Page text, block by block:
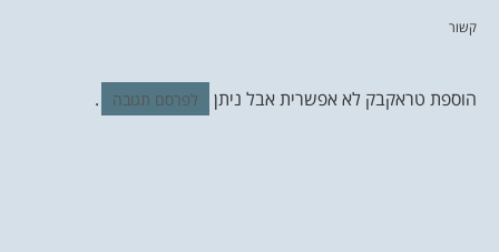
קשור
הוספת טראקבק לא אפשרית אבל ניתן לפרסם תגובה .